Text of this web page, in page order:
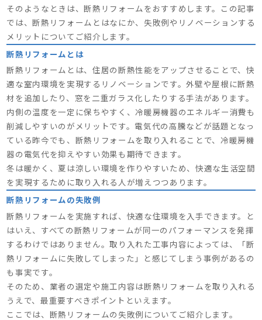
そのようなときは、断熱リフォームをおすすめします。この記事
では、断熱リフォームとはなにか、失敗例やリノベーションする
メリットについてご紹介します。
断熱リフォームとは
断熱リフォームとは、住居の断熱性能をアップさせることで、快
適な室内環境を実現するリノベーションです。外壁や屋根に断熱
材を追加したり、窓を二重ガラス化したりする手法があります。
内側の温度を一定に保ちやすく、冷暖房機器のエネルギー消費も
削減しやすいのがメリットです。電気代の高騰などが話題となっ
ている昨今でも、断熱リフォームを取り入れることで、冷暖房機
器の電気代を抑えやすい効果も期待できます。
冬は暖かく、夏は涼しい環境を作りやすいため、快適な生活空間
を実現するために取り入れる人が増えつつあります。
断熱リフォームの失敗例
断熱リフォームを実施すれば、快適な住環境を入手できます。と
はいえ、すべての断熱リフォームが同一のパフォーマンスを発揮
するわけではありません。取り入れた工事内容によっては、「断
熱リフォームに失敗してしまった」と感じてしまう事例があるの
も事実です。
そのため、業者の選定や施工内容は断熱リフォームを取り入れる
うえで、最重要すべきポイントといえます。
ここでは、断熱リフォームの失敗例についてご紹介します。